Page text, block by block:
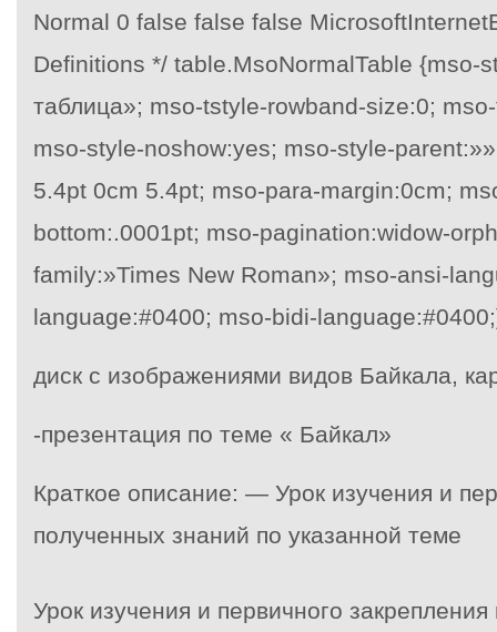
Normal 0 false false false
Definitions */ table.MsoNormalTable {mso-
таблица»; mso-tstyle-rowband-size:0;
mso-style-noshow:yes; mso-style-
5.4pt 0cm 5.4pt; mso-para-margin:0cm;
bottom:.0001pt; mso-pagination:widow-
family:»Times New Roman»; mso-ansi-
language:#0400; mso-bidi-
диск с изображениями видов Байкала,
-презентация по теме « Байкал»
Краткое описание: — Урок изучения и
полученных знаний по указанной теме
Урок изучения и первичного